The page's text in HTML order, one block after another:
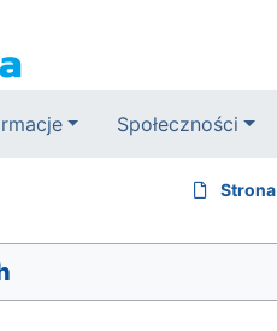
Społeczności
Strona